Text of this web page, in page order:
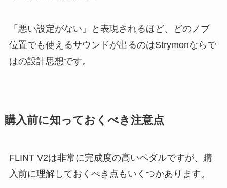
「悪い設定がない」と表現されるほど、どのノブ
位置でも使えるサウンドが出るのはStrymonならで
はの設計思想です。
購入前に知っておくべき注意点
FLINT V2は非常に完成度の高いペダルですが、購
入前に理解しておくべき点もいくつかあります。